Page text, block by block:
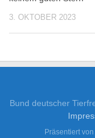
3. OKTOBER 2023
Bund deutscher
Präsentiert von